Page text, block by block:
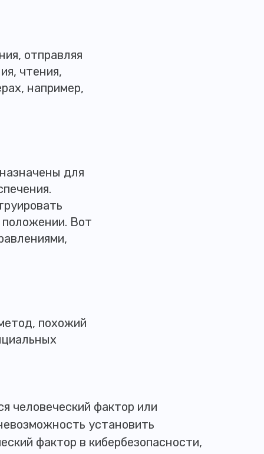
отправляя
чтения,
например,
для
положении. Вот
похожий
человеческий фактор или
установить
фактор в кибербезопасности,